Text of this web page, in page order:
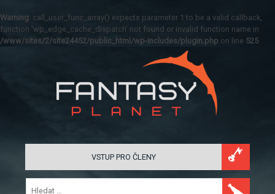
Warning: call_user_func_array() expects parameter 1 to be a valid callback,
function 'wp_edge_cache_dispatch' not found or invalid function name in
/www/sites/2/site24452/public_html/wp-includes/plugin.php on line 525
VSTUP PRO ČLENY